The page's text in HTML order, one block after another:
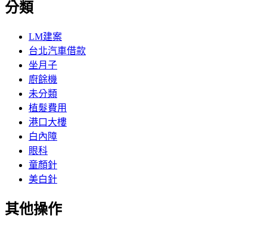
分類
LM建案
台北汽車借款
坐月子
廚餘機
未分類
植髮費用
港口大樓
白內障
眼科
童顏針
美白針
其他操作